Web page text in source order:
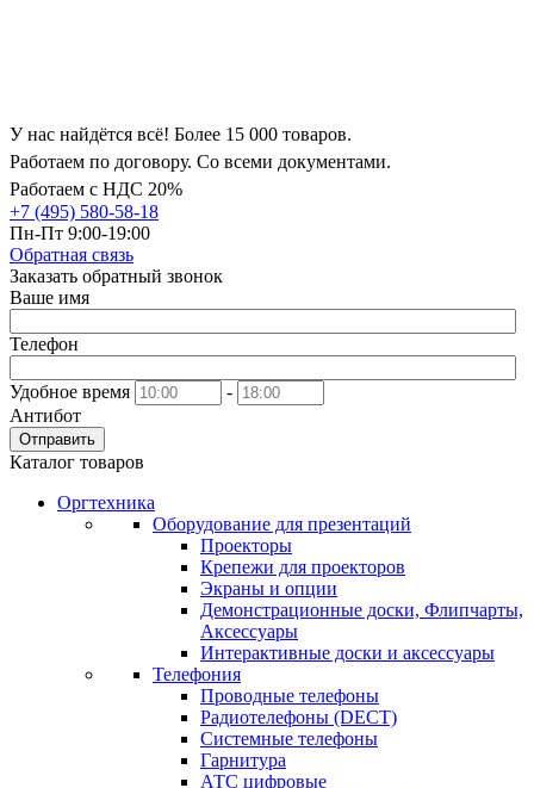
У нас найдётся всё! Более 15 000 товаров.
Работаем по договору. Со всеми документами.
Работаем с НДС 20%
+7 (495) 580-58-18
Пн-Пт 9:00-19:00
Обратная связь
Заказать обратный звонок
Ваше имя
Телефон
Удобное время
-
Антибот
Отправить
Каталог товаров
Оргтехника
Оборудование для презентаций
Проекторы
Крепежи для проекторов
Экраны и опции
Демонстрационные доски, Флипчарты,
Аксессуары
Интерактивные доски и аксессуары
Телефония
Проводные телефоны
Радиотелефоны (DECT)
Системные телефоны
Гарнитура
АТС цифровые